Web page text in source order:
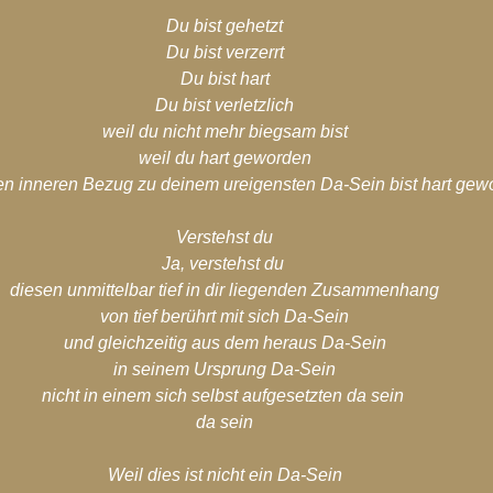
Du bist gehetzt
Du bist verzerrt
Du bist hart
Du bist verletzlich
weil du nicht mehr biegsam bist
weil du hart geworden
inneren Bezug zu deinem ureigensten Da-Sein bist hart
Verstehst du
Ja, verstehst du
diesen unmittelbar tief in dir liegenden Zusammenhang
von tief berührt mit sich Da-Sein
und gleichzeitig aus dem heraus Da-Sein
in seinem Ursprung Da-Sein
nicht in einem sich selbst aufgesetzten da sein
da sein
Weil dies ist nicht ein Da-Sein